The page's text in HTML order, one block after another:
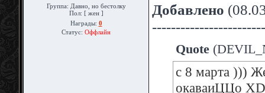
Группа: Давно, но бестолку
Пол: [ жен ]
Награды: 0
Статус: Оффлайн
Добавлено
Quote (
с 8 марта )))
окаваиЦЦо